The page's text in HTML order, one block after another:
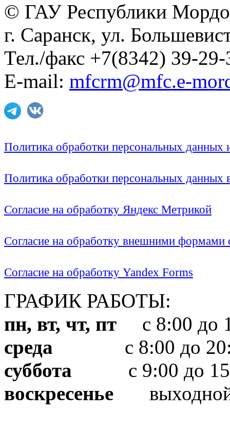
© ГАУ Республики
г. Саранск, ул.
Тел./факс +7(8342) 39-29-
E-mail: mfcrm@mfc.e-
Политика обработки персональных
Политика обработки персональных
Согласие на обработку Яндекс Метрикой
Согласие на обработку внешними формами
Согласие на обработку Yandex Forms
ГРАФИК РАБОТЫ:
пн, вт, чт, пт с 8:00 до
среда с 8:00 до
суббота с 9:00 до
воскресенье